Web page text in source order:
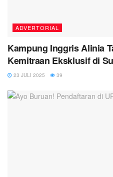
ADVERTORIAL
Kampung Inggris Alinia
Kemitraan Eksklusif di
23 JULI 2025 39